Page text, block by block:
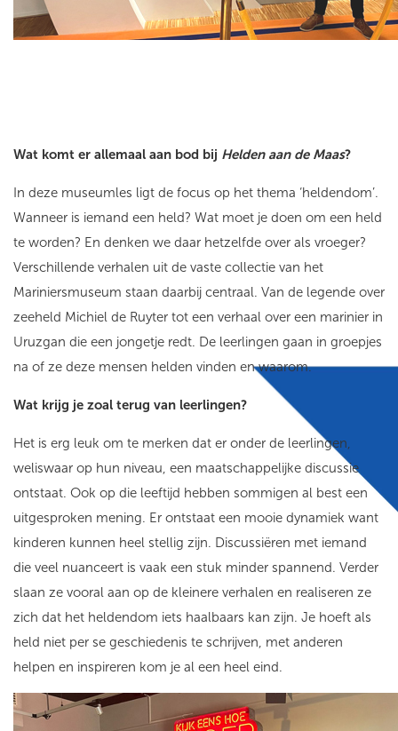
Wat komt er allemaal aan bod bij Helden aan de Maas?
In deze museumles ligt de focus op het thema ‘heldendom’.
Wanneer is iemand een held? Wat moet je doen om een held
te worden? En denken we daar hetzelfde over als vroeger?
Verschillende verhalen uit de vaste collectie van het
Mariniersmuseum staan daarbij centraal. Van de legende over
zeeheld Michiel de Ruyter tot een verhaal over een marinier in
Uruzgan die een jongetje redt. De leerlingen gaan in groepjes
na of ze deze mensen helden vinden en waarom.
Wat krijg je zoal terug van leerlingen?
Het is erg leuk om te merken dat er onder de leerlingen,
weliswaar op hun niveau, een maatschappelijke discussie
ontstaat. Ook op die leeftijd hebben sommigen al best een
uitgesproken mening. Er ontstaat een mooie dynamiek want
kinderen kunnen heel stellig zijn. Discussiëren met iemand
die veel nuanceert is vaak een stuk minder spannend. Verder
slaan ze vooral aan op de kleinere verhalen en realiseren ze
zich dat het heldendom iets haalbaars kan zijn. Je hoeft als
held niet per se geschiedenis te schrijven, met anderen
helpen en inspireren kom je al een heel eind.